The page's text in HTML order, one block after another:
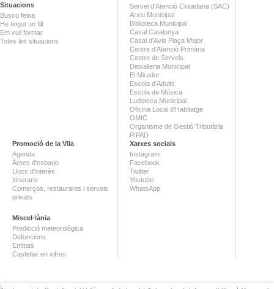
Situacions
Busco feina
He tingut un fill
Em vull formar
Totes les situacions
Servei d'Atenció Ciutadana (SAC)
Arxiu Municipal
Biblioteca Municipal
Casal Catalunya
Casal d'Avis Plaça Major
Centre d'Atenció Primària
Centre de Serveis
Deixalleria Municipal
El Mirador
Escola d'Adults
Escola de Música
Ludoteca Municipal
Oficina Local d'Habitatge
OMIC
Organisme de Gestió Tributària
PIPAD
Promoció de la Vila
Agenda
Àrees d'esbarjo
Llocs d'interès
Itineraris
Comerços, restaurants i serveis
privats
Miscel·lània
Predicció meteorològica
Defuncions
Entitats
Castellar en xifres
Xarxes socials
Instagram
Facebook
Twitter
Youtube
WhatsApp